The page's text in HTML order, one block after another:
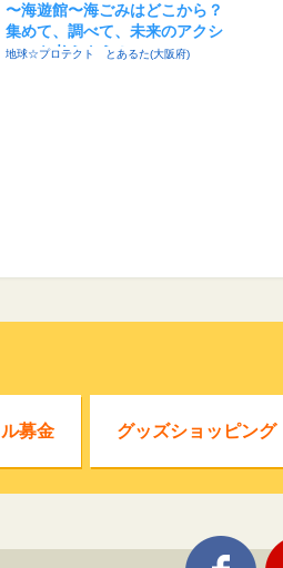
〜海遊館〜海ごみはどこから？
集めて、調べて、未来のアクシ
ョンを考えよう！
地球☆プロテクト とあるた(大阪府)
募金 グッズショッピング